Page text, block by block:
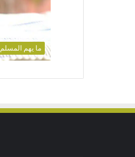
ما يهم المسلم